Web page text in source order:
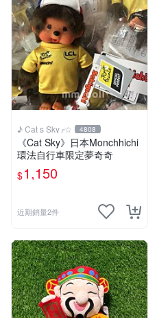
♪ Cat s Sky╭☆ 4808
《Cat Sky》日本Monchhichi
環法自行車限定夢奇奇
$1,150
近期銷量2件